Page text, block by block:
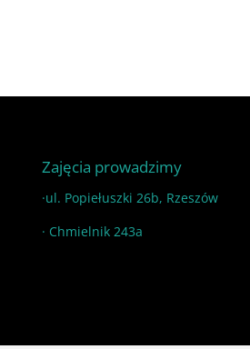
Zajęcia prowadzimy
·ul. Popiełuszki 26b, Rzeszów
· Chmielnik 243a